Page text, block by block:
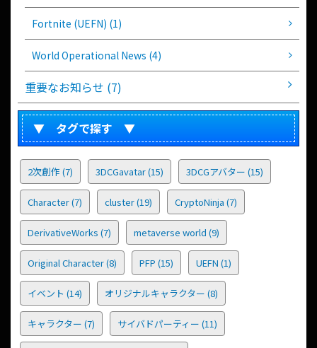
Fortnite (UEFN) (1)
World Operational News (4)
重要なお知らせ (7)
▼ タグで探す ▼
2次創作 (7) 3DCGavatar(15) 3DCGアバター (15)
Character(7) cluster(19) CryptoNinja (7)
DerivativeWorks (7) metaverse world (9)
Original Character(8) PFP (15) UEFN (1)
イベント (14) オリジナルキャラクター (8)
キャラクター (7) サイバドパーティー (11)